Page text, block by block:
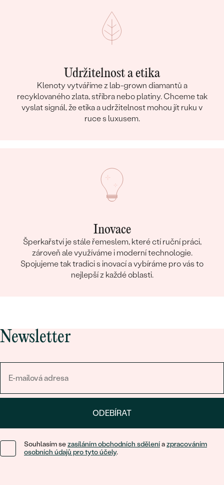
Udržitelnost a etika
Klenoty vytváříme z lab-grown diamantů a
recyklovaného zlata, stříbra nebo platiny. Chceme tak
vyslat signál, že etika a udržitelnost mohou jít ruku v
ruce s luxusem.
Inovace
Šperkařství je stále řemeslem, které ctí ruční práci,
zároveň ale využíváme i moderní technologie.
Spojujeme tak tradici s inovací a vybíráme pro vás to
nejlepší z každé oblasti.
Newsletter
ODEBÍRAT
Souhlasím sezasíláním obchodních sděleníazpracováním
osobních údajů pro tyto účely.